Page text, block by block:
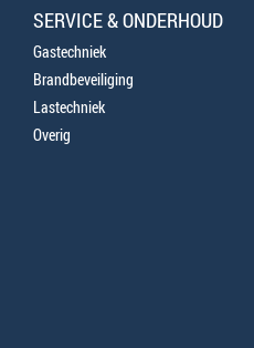
SERVICE & ONDERHOUD
Gastechniek
Brandbeveiliging
Lastechniek
Overig